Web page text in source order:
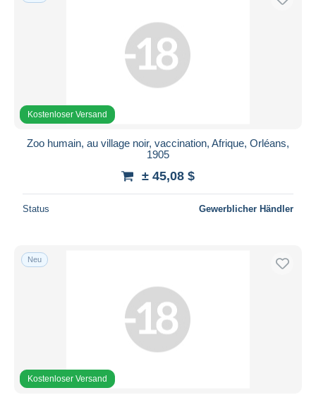
Kostenloser Versand
Zoo humain, au village noir, vaccination, Afrique, Orléans,
1905
± 45,08 $
Status Gewerblicher Händler
Neu
Kostenloser Versand